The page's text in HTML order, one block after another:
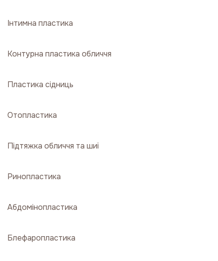
Інтимна пластика
Контурна пластика обличчя
Пластика сідниць
Отопластика
Підтяжка обличчя та шиї
Ринопластика
Абдомінопластика
Блефаропластика